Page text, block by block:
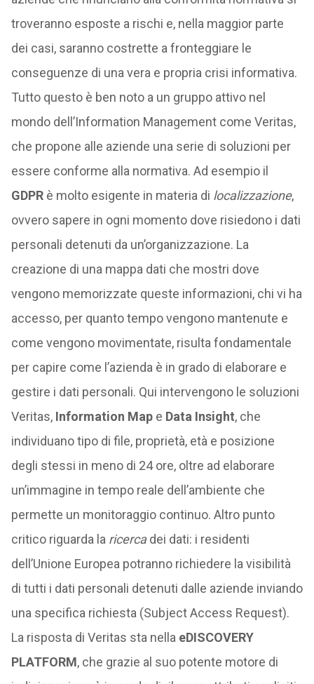
troveranno esposte a rischi e, nella maggior parte
dei casi, saranno costrette a fronteggiare le
conseguenze di una vera e propria crisi informativa.
Tutto questo è ben noto a un gruppo attivo nel
mondo dell’Information Management come Veritas,
che propone alle aziende una serie di soluzioni per
essere conforme alla normativa. Ad esempio il
GDPRè molto esigente in materia di localizzazione,
ovvero sapere in ogni momento dove risiedono i dati
personali detenuti da un’organizzazione. La
creazione di una mappa dati che mostri dove
vengono memorizzate queste informazioni, chi vi ha
accesso, per quanto tempo vengono mantenute e
come vengono movimentate, risulta fondamentale
per capire come l’azienda è in grado di elaborare e
gestire i dati personali. Qui intervengono le soluzioni
Veritas, Information Mape Data Insight, che
individuano tipo di file, proprietà, età e posizione
degli stessi in meno di 24 ore, oltre ad elaborare
un’immagine in tempo reale dell’ambiente che
permette un monitoraggio continuo. Altro punto
critico riguarda la ricercadei dati: i residenti
dell’Unione Europea potranno richiedere la visibilità
di tutti i dati personali detenuti dalle aziende inviando
una specifica richiesta (Subject Access Request).
La risposta di Veritas sta nella eDISCOVERY
PLATFORM, che grazie al suo potente motore di